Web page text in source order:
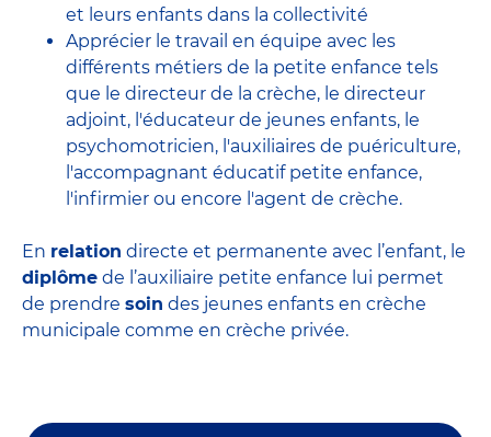
et leurs enfants dans la collectivité
Apprécier le travail en équipe avec les
différents métiers de la petite enfance tels
que le directeur de la crèche, le directeur
adjoint, l'éducateur de jeunes enfants, le
psychomotricien, l'auxiliaires de puériculture,
l'accompagnant éducatif petite enfance,
l'infirmier ou encore l'agent de crèche.
En relation directe et permanente avec l’enfant, le
diplôme de l’auxiliaire petite enfance lui permet
de prendre soin des jeunes enfants en crèche
municipale comme en crèche privée.